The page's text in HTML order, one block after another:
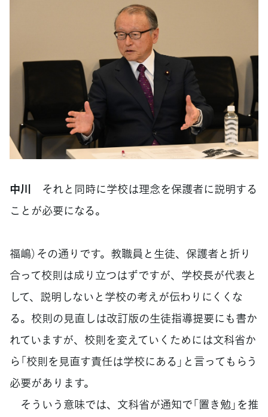
中川 それと同時に学校は理念を保護者に説明する
ことが必要になる。
福嶋）その通りです。教職員と生徒、保護者と折り
合って校則は成り立つはずですが、学校長が代表と
して、説明しないと学校の考えが伝わりにくくな
る。校則の見直しは改訂版の生徒指導提要にも書か
れていますが、校則を変えていくためには文科省か
ら「校則を見直す責任は学校にある」と言ってもらう
必要があります。
そういう意味では、文科省が通知で「置き勉」を推